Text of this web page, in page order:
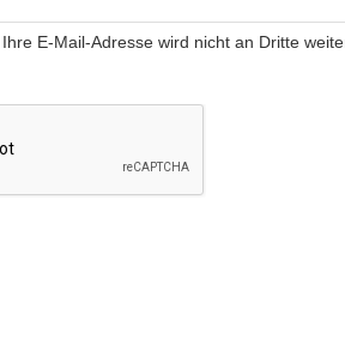
E-Mail-Adresse wird nicht an Dritte